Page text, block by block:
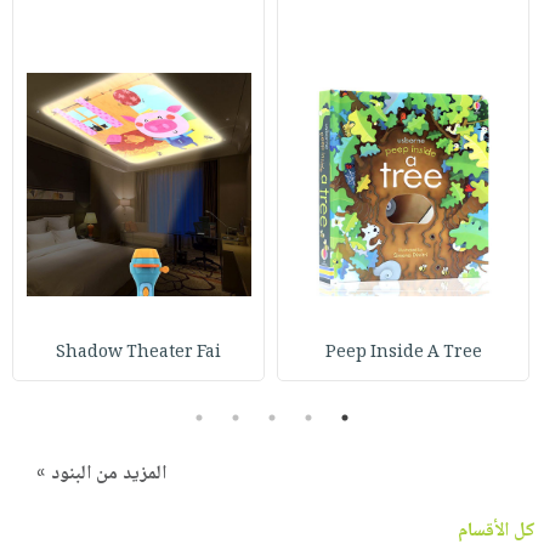
Peep Inside A Tree
Shadow Theater Fai
1
2
3
4
5
المزيد من البنود »
كل الأقسام